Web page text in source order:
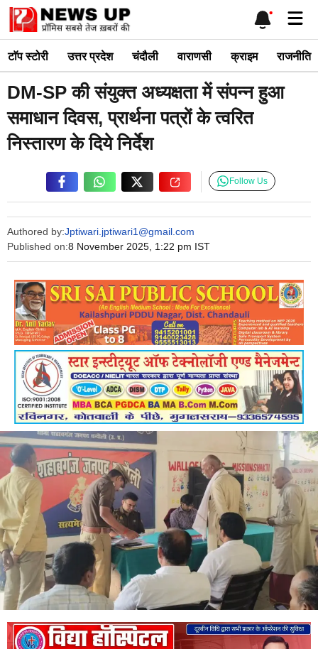
Skip
content
टाॅप स्टोरी उत्तर प्रदेश चंदौली वाराणसी क्राइम राजनीति
DM-SP की संयुक्त अध्यक्षता में संपन्न हुआ
समाधान दिवस, प्रार्थना पत्रों के त्वरित
निस्तारण के दिये निर्देश
Authored by:Jptiwari.jptiwari1@gmail.com
Published on:8 November 2025, 1:22 pm IST
Follow Us